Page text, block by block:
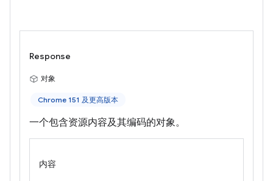
Response
对象
Chrome 151 及更高版本
一个包含资源内容及其编码的对象。
内容